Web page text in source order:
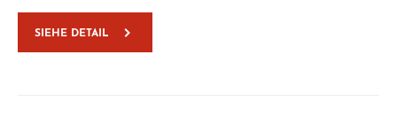
SIEHE DETAIL